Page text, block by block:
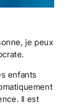
je peux
enfants
Il est